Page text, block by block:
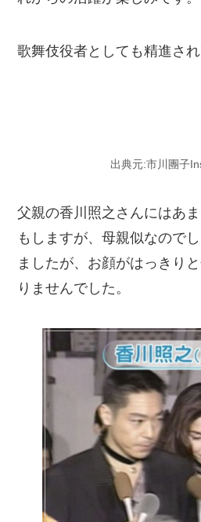
歌舞伎役者としても精進され
出典元:市川團子
父親の香川照之さんにはあ
もしますが、母親似なので
ましたが、お顔がはっきり
りませんでした。